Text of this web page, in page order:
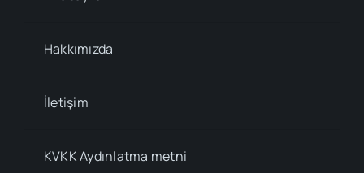
Hakkımızda
İletişim
KVKK Aydınlatma metni